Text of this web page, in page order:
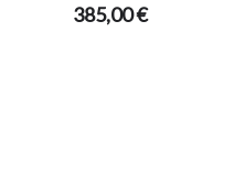
385,00 €